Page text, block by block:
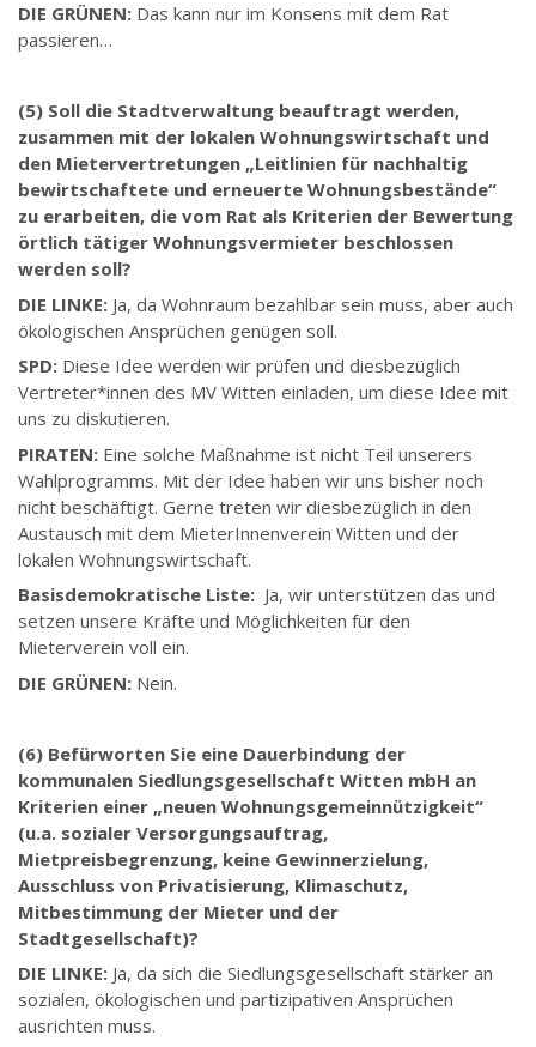
DIE GRÜNEN: Das kann nur im Konsens mit dem Rat
passieren…
(5) Soll die Stadtverwaltung beauftragt werden,
zusammen mit der lokalen Wohnungswirtschaft und
den Mietervertretungen „Leitlinien für nachhaltig
bewirtschaftete und erneuerte Wohnungsbestände“
zu erarbeiten, die vom Rat als Kriterien der Bewertung
örtlich tätiger Wohnungsvermieter beschlossen
werden soll?
DIE LINKE: Ja, da Wohnraum bezahlbar sein muss, aber auch
ökologischen Ansprüchen genügen soll.
SPD: Diese Idee werden wir prüfen und diesbezüglich
Vertreter*innen des MV Witten einladen, um diese Idee mit
uns zu diskutieren.
PIRATEN: Eine solche Maßnahme ist nicht Teil unserers
Wahlprogramms. Mit der Idee haben wir uns bisher noch
nicht beschäftigt. Gerne treten wir diesbezüglich in den
Austausch mit dem MieterInnenverein Witten und der
lokalen Wohnungswirtschaft.
Basisdemokratische Liste: Ja, wir unterstützen das und
setzen unsere Kräfte und Möglichkeiten für den
Mieterverein voll ein.
DIE GRÜNEN: Nein.
(6) Befürworten Sie eine Dauerbindung der
kommunalen Siedlungsgesellschaft Witten mbH an
Kriterien einer „neuen Wohnungsgemeinnützigkeit“
(u.a. sozialer Versorgungsauftrag,
Mietpreisbegrenzung, keine Gewinnerzielung,
Ausschluss von Privatisierung, Klimaschutz,
Mitbestimmung der Mieter und der
Stadtgesellschaft)?
DIE LINKE: Ja, da sich die Siedlungsgesellschaft stärker an
sozialen, ökologischen und partizipativen Ansprüchen
ausrichten muss.